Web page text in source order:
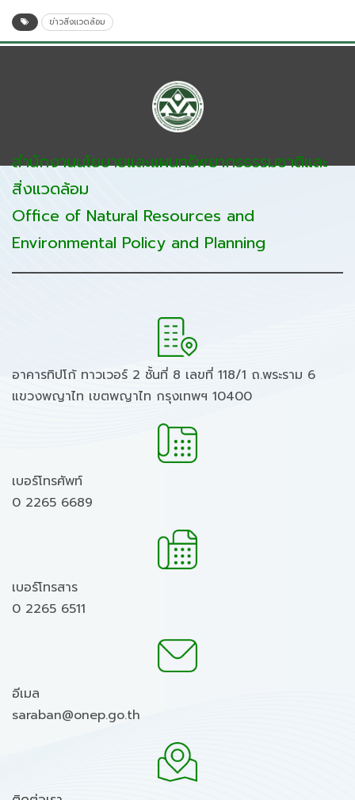
ข่าวสิ่งแวดล้อม
สำนักงานนโยบายและแผนทรัพยากรธรรมชาติและ
สิ่งแวดล้อม
Office of Natural Resources and
Environmental Policy and Planning
อาคารทิปโก้ ทาวเวอร์ 2 ชั้นที่ 8 เลขที่ 118/1 ถ.พระราม 6
แขวงพญาไท เขตพญาไท กรุงเทพฯ 10400
เบอร์โทรศัพท์
0 2265 6689
เบอร์โทรสาร
0 2265 6511
อีเมล
saraban@onep.go.th